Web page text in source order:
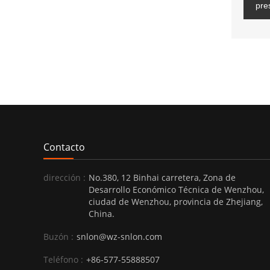
Contacto
dirección : No.380, 12 Binhai carretera, Zona de
Desarrollo Económico Técnica de Wenzhou,
ciudad de Wenzhou, provincia de Zhejiang,
China.
Buzón : snlon@wz-snlon.com
Teléfono : +86-577-55888507